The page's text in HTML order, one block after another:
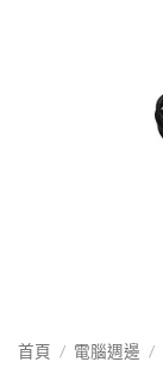
首頁 / 電腦週邊 /